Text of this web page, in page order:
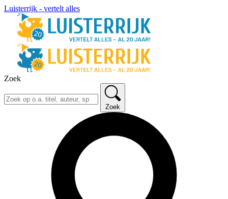
Luisterrijk - vertelt alles
Zoek
Zoek